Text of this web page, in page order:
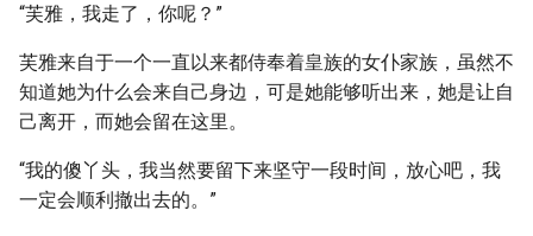
“芙雅，我走了，你呢？”
芙雅来自于一个一直以来都侍奉着皇族的女仆家族，虽然不
知道她为什么会来自己身边，可是她能够听出来，她是让自
己离开，而她会留在这里。
“我的傻丫头，我当然要留下来坚守一段时间，放心吧，我
一定会顺利撤出去的。”